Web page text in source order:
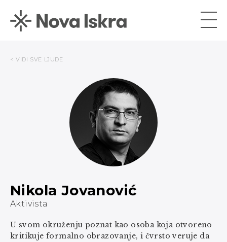
< VIDI SVE LJUDE
Nikola Jovanović
Aktivista
U svom okruženju poznat kao osoba koja otvoreno
kritikuje formalno obrazovanje, i čvrsto veruje da